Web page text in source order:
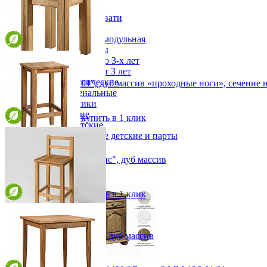
Детская
Двухъярусные кровати
Декор в детскую
Детская Вилия-М модульная
Детские гарнитуры
Детские кровати до 3-х лет
Детские кровати от 3 лет
Комоды классические
Комоды пеленальные
Кровати домики
Полки детские
Стеллажи детские
Столы письменные детские и парты
Тумбы для детей
Шведская стенка
Шкафы детские
Ящики и короба
Табурет "Прованс 01", дуб массив «проходные ноги», сечение
от 10 468 ₽
34х45х34 см
В корзину Быстро купить в 1 клик
Табурет барный "Прованс", дуб массив
от 18 082 ₽
36х68х36 см
В корзину Быстро купить в 1 клик
Стул барный "Прованс", дуб массив
от 18 459 ₽
36х95/68х36 см